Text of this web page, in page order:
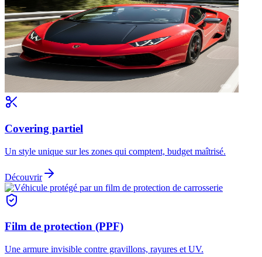
Covering partiel
Un style unique sur les zones qui comptent, budget maîtrisé.
Découvrir
Film de protection (PPF)
Une armure invisible contre gravillons, rayures et UV.